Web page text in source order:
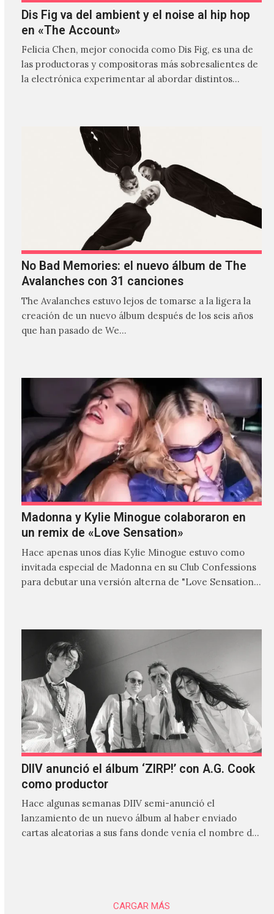
Dis Fig va del ambient y el noise al hip hop
en «The Account»
Felicia Chen, mejor conocida como Dis Fig, es una de
las productoras y compositoras más sobresalientes de
la electrónica experimentar al abordar distintos
No Bad Memories: el nuevo álbum de The
Avalanches con 31 canciones
The Avalanches estuvo lejos de tomarse a la ligera la
creación de un nuevo álbum después de los seis años
que han pasado de We…
Madonna y Kylie Minogue colaboraron en
un remix de «Love Sensation»
Hace apenas unos días Kylie Minogue estuvo como
invitada especial de Madonna en su Club Confessions
para debutar una versión alterna de "Love Sensation",
DIIV anunció el álbum ‘ZIRP!’ con A.G. Cook
como productor
Hace algunas semanas DIIV semi-anunció el
lanzamiento de un nuevo álbum al haber enviado
cartas aleatorias a sus fans donde venía el nombre de
CARGAR MÁS